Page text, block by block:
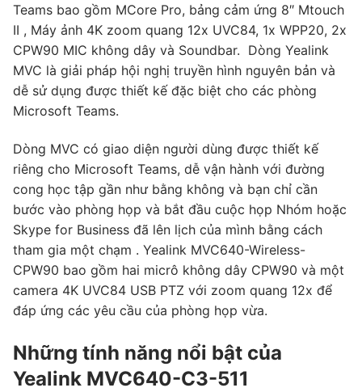
Teams bao gồm MCore Pro, bảng cảm ứng 8″ Mtouch
II , Máy ảnh 4K zoom quang 12x UVC84, 1x WPP20, 2x
CPW90 MIC không dây và Soundbar. Dòng Yealink
MVC là giải pháp hội nghị truyền hình nguyên bản và
dễ sử dụng được thiết kế đặc biệt cho các phòng
Microsoft Teams.
Dòng MVC có giao diện người dùng được thiết kế
riêng cho Microsoft Teams, dễ vận hành với đường
cong học tập gần như bằng không và bạn chỉ cần
bước vào phòng họp và bắt đầu cuộc họp Nhóm hoặc
Skype for Business đã lên lịch của mình bằng cách
tham gia một chạm . Yealink MVC640-Wireless-
CPW90 bao gồm hai micrô không dây CPW90 và một
camera 4K UVC84 USB PTZ với zoom quang 12x để
đáp ứng các yêu cầu của phòng họp vừa.
Những tính năng nổi bật của
Yealink MVC640-C3-511